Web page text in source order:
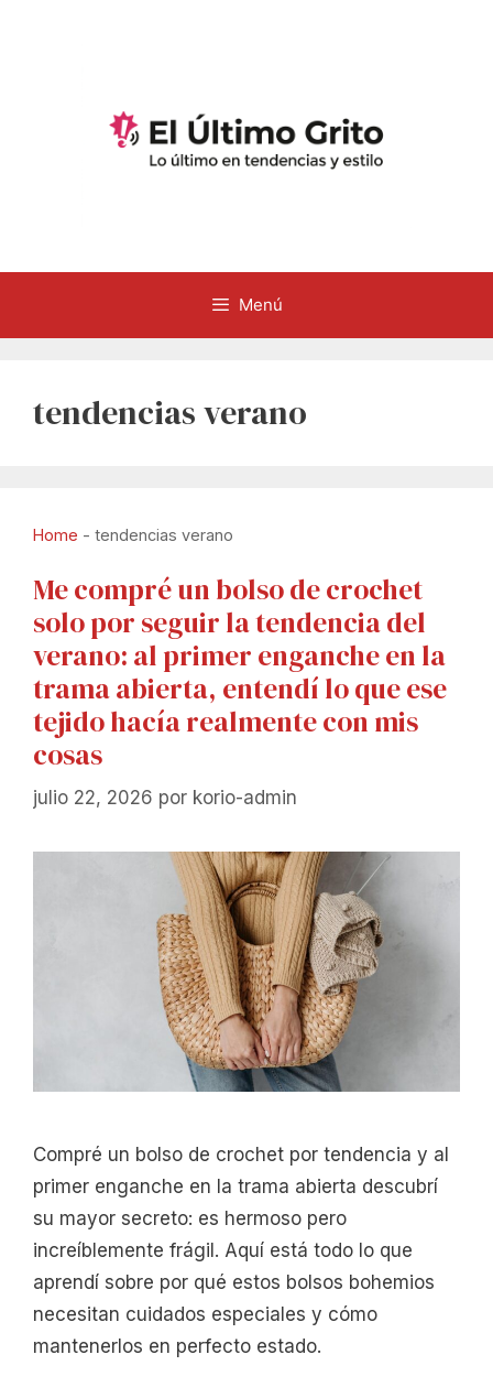
Menú
tendencias verano
Home - tendencias verano
Me compré un bolso de crochet
solo por seguir la tendencia del
verano: al primer enganche en la
trama abierta, entendí lo que ese
tejido hacía realmente con mis
cosas
julio 22, 2026 por korio-admin
Compré un bolso de crochet por tendencia y al
primer enganche en la trama abierta descubrí
su mayor secreto: es hermoso pero
increíblemente frágil. Aquí está todo lo que
aprendí sobre por qué estos bolsos bohemios
necesitan cuidados especiales y cómo
mantenerlos en perfecto estado.